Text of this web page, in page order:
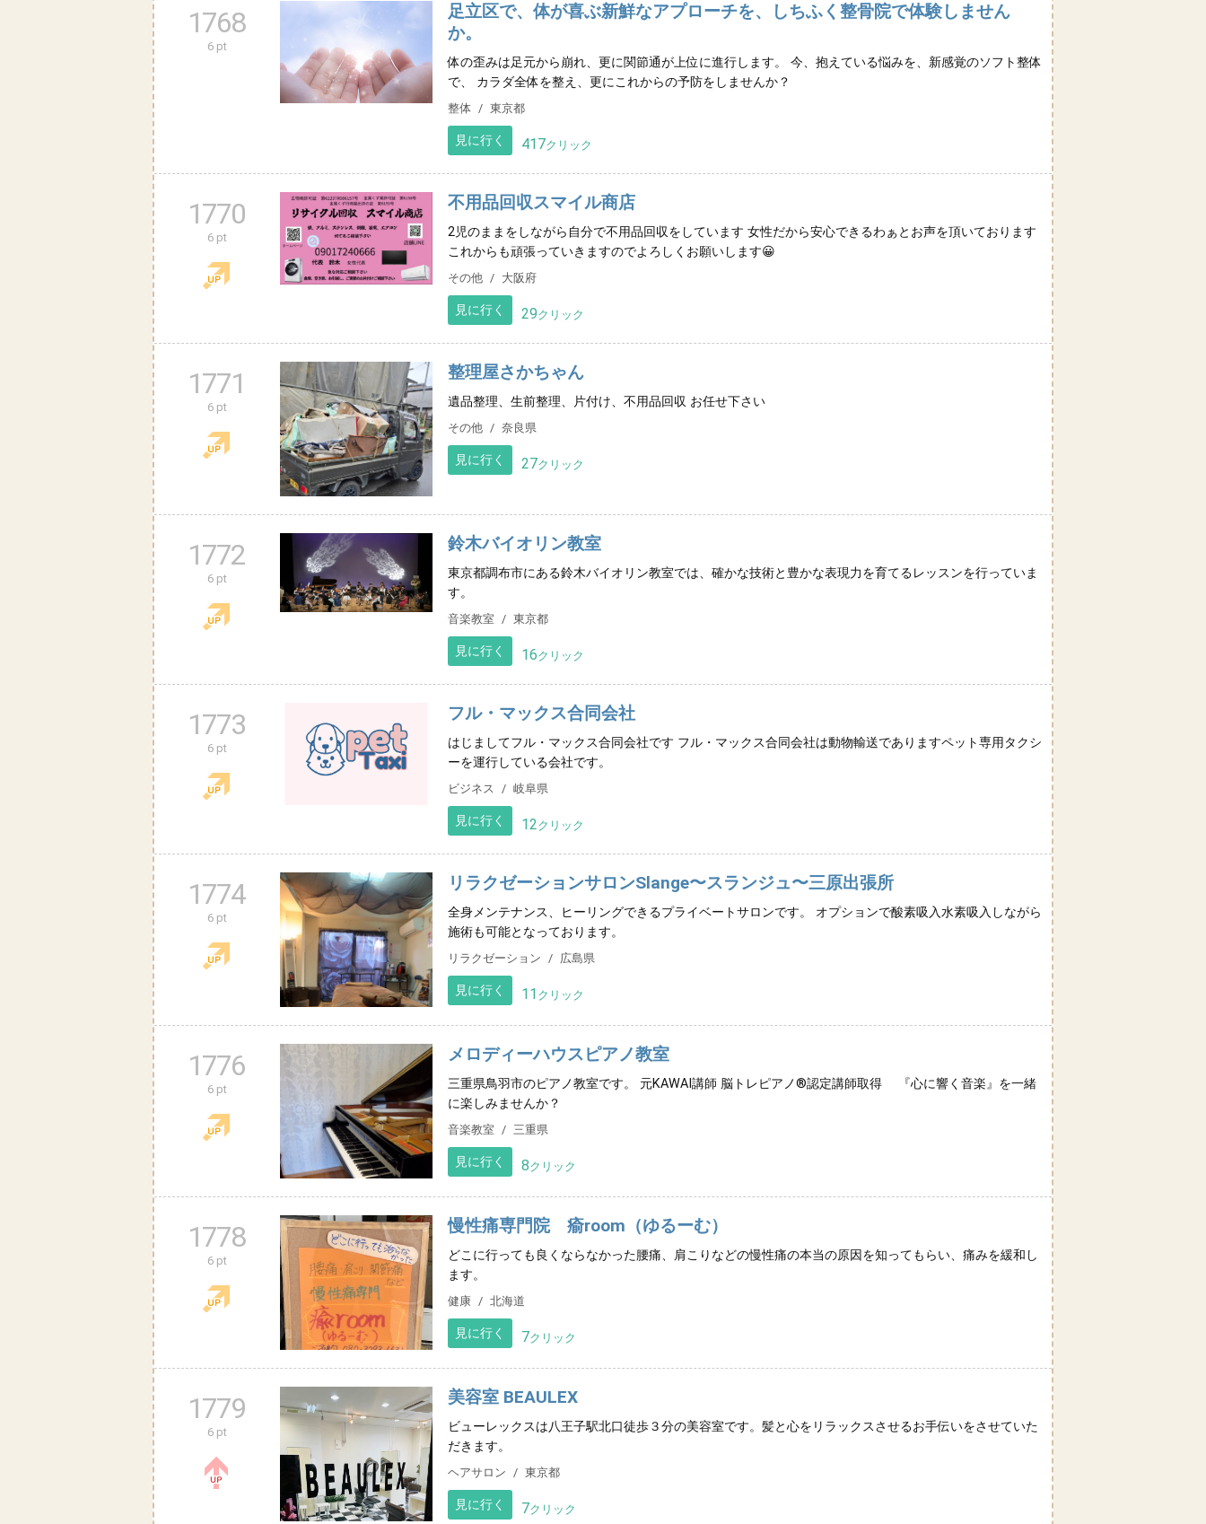
1768
6 pt
足立区で、体が喜ぶ新鮮なアプローチを、しちふく整骨院で体験しません
か。
体の歪みは足元から崩れ、更に関節通が上位に進行します。 今、抱えている悩みを、新感覚のソフト整体
で、 カラダ全体を整え、更にこれからの予防をしませんか？
整体 東京都
見に行く 417クリック
1770
6 pt
不用品回収スマイル商店
2児のままをしながら自分で不用品回収をしています 女性だから安心できるわぁとお声を頂いております
これからも頑張っていきますのでよろしくお願いします😀
その他 大阪府
見に行く 29クリック
1771
6 pt
整理屋さかちゃん
遺品整理、生前整理、片付け、不用品回収 お任せ下さい
その他 奈良県
見に行く 27クリック
1772
6 pt
鈴木バイオリン教室
東京都調布市にある鈴木バイオリン教室では、確かな技術と豊かな表現力を育てるレッスンを行っていま
す。
音楽教室 東京都
見に行く 16クリック
1773
6 pt
フル・マックス合同会社
はじましてフル・マックス合同会社です フル・マックス合同会社は動物輸送でありますペット専用タクシ
ーを運行している会社です。
ビジネス 岐阜県
見に行く 12クリック
1774
6 pt
リラクゼーションサロンSlange〜スランジュ〜三原出張所
全身メンテナンス、ヒーリングできるプライベートサロンです。 オプションで酸素吸入水素吸入しながら
施術も可能となっております。
リラクゼーション 広島県
見に行く 11 クリック
1776
6 pt
メロディーハウスピアノ教室
三重県鳥羽市のピアノ教室です。 元KAWAI講師 脳トレピアノ®️認定講師取得 『心に響く音楽』を一緒
に楽しみませんか？
音楽教室 三重県
見に行く 8クリック
1778
6 pt
慢性痛専門院 瘉room（ゆるーむ）
どこに行っても良くならなかった腰痛、肩こりなどの慢性痛の本当の原因を知ってもらい、痛みを緩和し
ます。
健康 北海道
見に行く 7クリック
1779
6 pt
美容室 BEAULEX
ビューレックスは八王子駅北口徒歩３分の美容室です。髪と心をリラックスさせるお手伝いをさせていた
だきます。
ヘアサロン 東京都
見に行く 7クリック